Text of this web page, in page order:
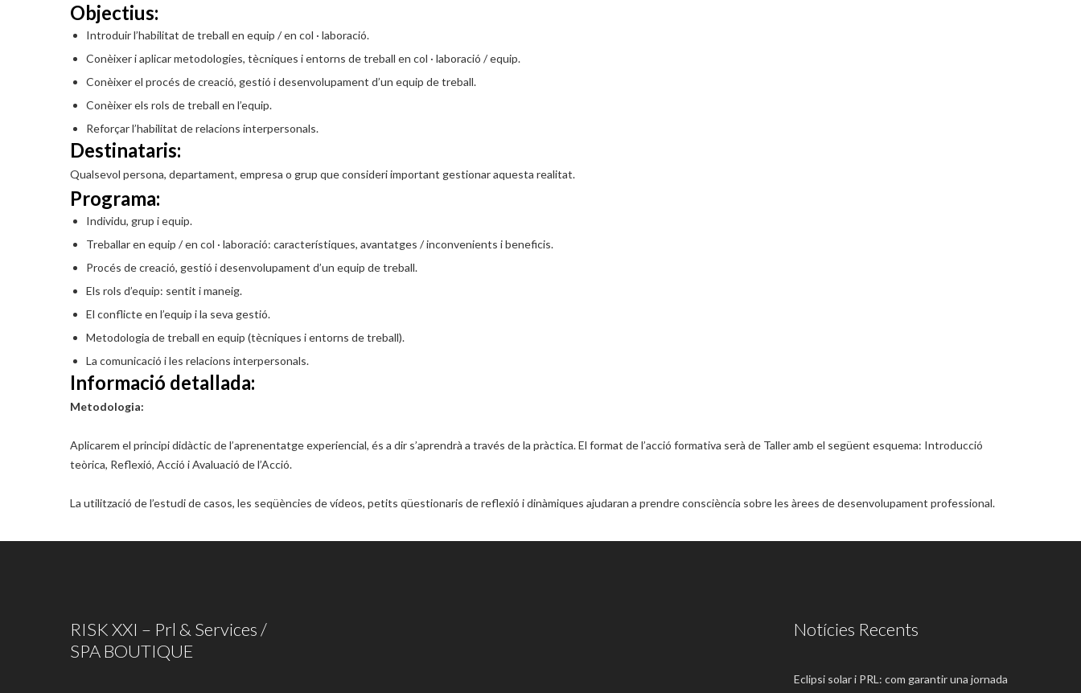
Objectius:
Introduir l’habilitat de treball en equip / en col · laboració.
Conèixer i aplicar metodologies, tècniques i entorns de treball en col · laboració / equip.
Conèixer el procés de creació, gestió i desenvolupament d’un equip de treball.
Conèixer els rols de treball en l’equip.
Reforçar l’habilitat de relacions interpersonals.
Destinataris:
Qualsevol persona, departament, empresa o grup que consideri important gestionar aquesta realitat.
Programa:
Individu, grup i equip.
Treballar en equip / en col · laboració: característiques, avantatges / inconvenients i beneficis.
Procés de creació, gestió i desenvolupament d’un equip de treball.
Els rols d’equip: sentit i maneig.
El conflicte en l’equip i la seva gestió.
Metodologia de treball en equip (tècniques i entorns de treball).
La comunicació i les relacions interpersonals.
Informació detallada:
Metodologia:
Aplicarem el principi didàctic de l’aprenentatge experiencial, és a dir s’aprendrà a través de la pràctica. El format de l’acció formativa serà de Taller amb el següent esquema: Introducció
teòrica, Reflexió, Acció i Avaluació de l’Acció.
La utilització de l’estudi de casos, les seqüències de vídeos, petits qüestionaris de reflexió i dinàmiques ajudaran a prendre consciència sobre les àrees de desenvolupament professional.
RISK XXI – Prl & Services /
SPA BOUTIQUE
Notícies Recents
Eclipsi solar i PRL: com garantir una jornada